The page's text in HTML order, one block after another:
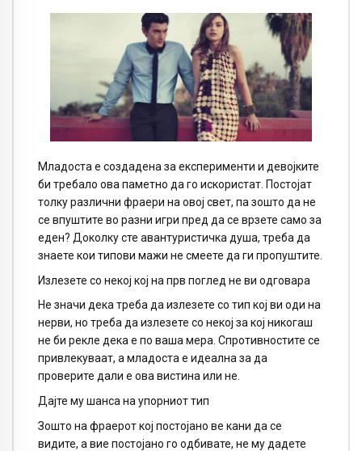
Младоста е создадена за експерименти и девојките
би требало ова паметно да го искористат. Постојат
толку различни фраери на овој свет, па зошто да не
се впуштите во разни игри пред да се врзете само за
еден? Доколку сте авантуристичка душа, треба да
знаете кои типови мажи не смеете да ги пропуштите.
Излезете со некој кој на прв поглед не ви одговара
Не значи дека треба да излезете со тип кој ви оди на
нерви, но треба да излезете со некој за кој никогаш
не би рекле дека е по ваша мера. Спротивностите се
привлекуваат, а младоста е идеална за да
проверите дали е ова вистина или не.
Дајте му шанса на упорниот тип
Зошто на фраерот кој постојано ве кани да се
видите, а вие постојано го одбивате, не му дадете